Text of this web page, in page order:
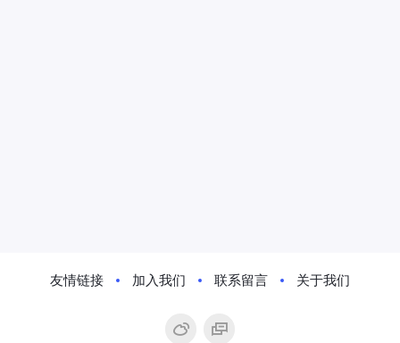
友情链接 加入我们 联系留言 关于我们